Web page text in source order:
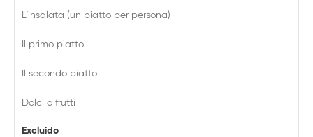
L’insalata (un piatto per persona)
Il primo piatto
Il secondo piatto
Dolci o frutti
Excluido